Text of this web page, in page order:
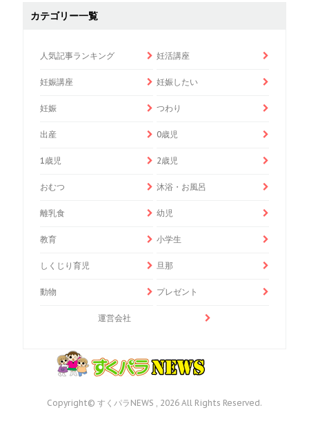
カテゴリー一覧
人気記事ランキング 妊活講座
妊娠講座 妊娠したい
妊娠 つわり
出産 0歳児
1歳児 2歳児
おむつ 沐浴・お風呂
離乳食 幼児
教育 小学生
しくじり育児 旦那
動物 プレゼント
運営会社
Copyright© すくパラNEWS , 2026 All Rights Reserved.